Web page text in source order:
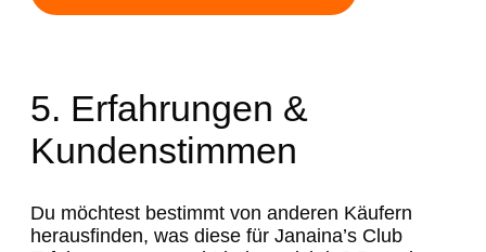
5. Erfahrungen &
Kundenstimmen
Du möchtest bestimmt von anderen Käufern
herausfinden, was diese für Janaina’s Club